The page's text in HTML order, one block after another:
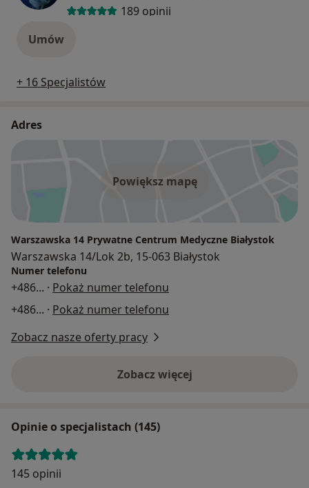
189 opinii
Umów
+ 16 Specjalistów
Adres
Powiększ mapę
Warszawska 14 Prywatne Centrum Medyczne Białystok
Warszawska 14/Lok 2b, 15-063 Białystok
Numer telefonu
+486... · Pokaż numer telefonu
+486... · Pokaż numer telefonu
Zobacz nasze oferty pracy
Zobacz więcej
Opinie o specjalistach (145)
145 opinii